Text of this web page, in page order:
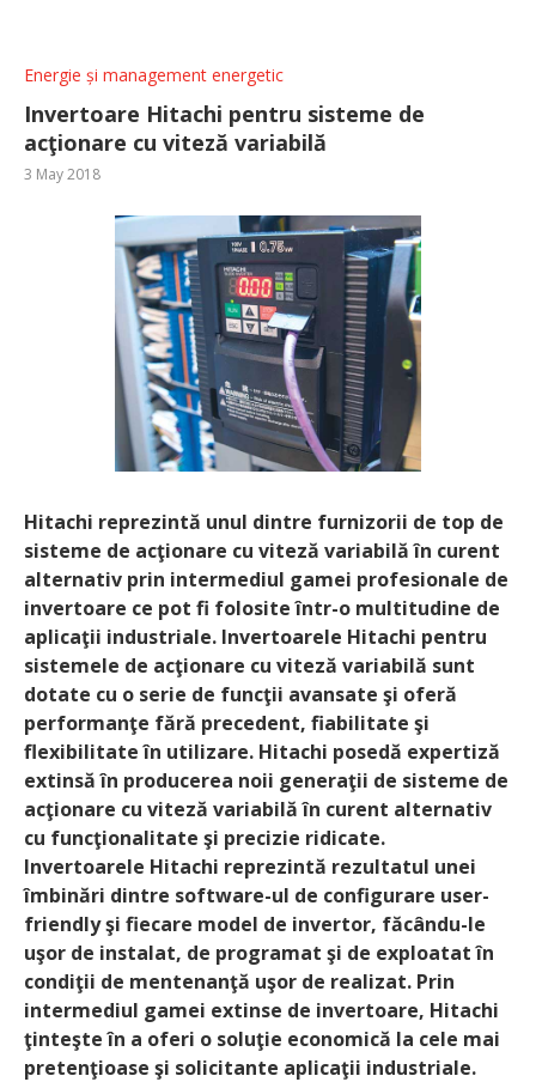
Energie și management energetic
Invertoare Hitachi pentru sisteme de
acţionare cu viteză variabilă
3 May 2018
Hitachi reprezintă unul dintre furnizorii de top de
sisteme de acţionare cu viteză variabilă în curent
alternativ prin intermediul gamei profesionale de
invertoare ce pot fi folosite într-o multitudine de
aplicaţii industriale. Invertoarele Hitachi pentru
sistemele de acţionare cu viteză variabilă sunt
dotate cu o serie de funcţii avansate şi oferă
performanţe fără precedent, fiabilitate şi
flexibilitate în utilizare. Hitachi posedă expertiză
extinsă în producerea noii generaţii de sisteme de
acţionare cu viteză variabilă în curent alternativ
cu funcţionalitate şi precizie ridicate.
Invertoarele Hitachi reprezintă rezultatul unei
îmbinări dintre software-ul de configurare user-
friendly şi fiecare model de invertor, făcându-le
uşor de instalat, de programat şi de exploatat în
condiţii de mentenanţă uşor de realizat. Prin
intermediul gamei extinse de invertoare, Hitachi
ţinteşte în a oferi o soluţie economică la cele mai
pretenţioase şi solicitante aplicaţii industriale.